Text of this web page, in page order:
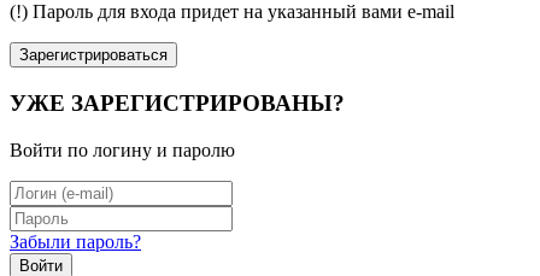
(!) Пароль для входа придет на указанный вами e-mail
Зарегистрироваться
УЖЕ ЗАРЕГИСТРИРОВАНЫ?
Войти по логину и паролю
Забыли пароль?
Войти